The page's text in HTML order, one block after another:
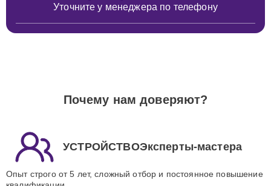
Уточните у менеджера по телефону
Почему нам доверяют?
УСТРОЙСТВОЭксперты-мастера
Опыт строго от 5 лет, сложный отбор и постоянное повышение